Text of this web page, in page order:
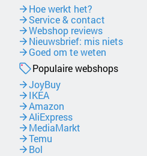
Hoe werkt het?
Service & contact
Webshop reviews
Nieuwsbrief: mis niets
Goed om te weten
Populaire webshops
JoyBuy
IKEA
Amazon
AliExpress
MediaMarkt
Temu
Bol